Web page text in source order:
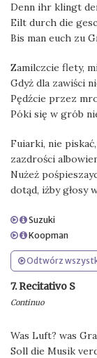
Denn ihr klingt
Eilt durch die
Bis man euch zu
Zamilczcie flety,
Gdyż dla zawiści
Pędźcie przez
Póki się w grób
Fuiarki, nie
zazdrości
Nużeż
dotąd, iżby głosy
Suzuki
Koopman
Odtwórz
7. Recitativo S
Continuo
Was Luft? was
Soll die Musik